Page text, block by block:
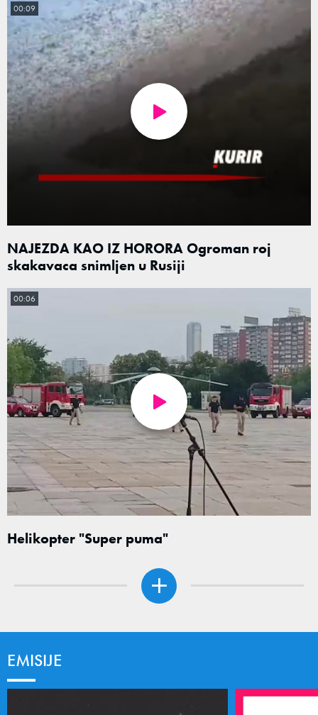
NAJEZDA KAO IZ HORORA Ogroman roj
skakavaca snimljen u Rusiji
00:09
Helikopter "Super puma"
00:06
EMISIJE